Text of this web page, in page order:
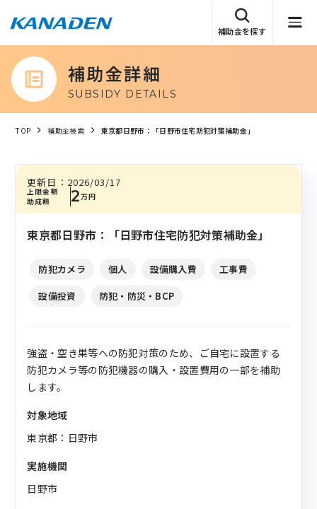
補助金を探す
補助金詳細
SUBSIDY DETAILS
TOP 補助金検索 東京都日野市：「日野市住宅防犯対策補助金」
上限金額
助成額
2万円
更新日： 2026/03/17
東京都日野市：「日野市住宅防犯対策補助金」
防犯カメラ 個人 設備購入費
工事費
設備投資
防犯・防災・BCP
強盗・空き巣等への防犯対策のため、ご自宅に設置する
防犯カメラ等の防犯機器の購入・設置費用の一部を補助
します。
対象地域
東京都：日野市
実施機関
日野市